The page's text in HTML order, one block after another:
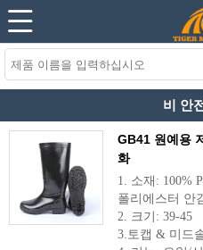
비 안
GB41 원예용
화
1. 소재: 100%
폴리에스터 안
2. 크기: 39-45
3.토캡 & 미드